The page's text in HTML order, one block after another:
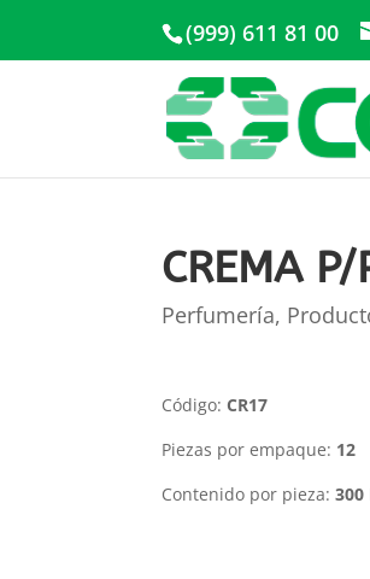
(999) 611 81 00
CREMA P/
Perfumería,
Código:CR17
Piezas por empaque: 12
Contenido por pieza:300